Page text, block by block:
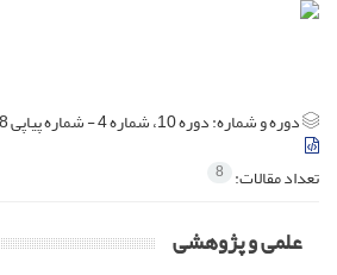
دوره و شماره:دوره 10، شماره 4 - شماره پیاپی 38، دی 1402، صفحه 1-169
تعداد مقالات: 8
علمی و پژوهشی